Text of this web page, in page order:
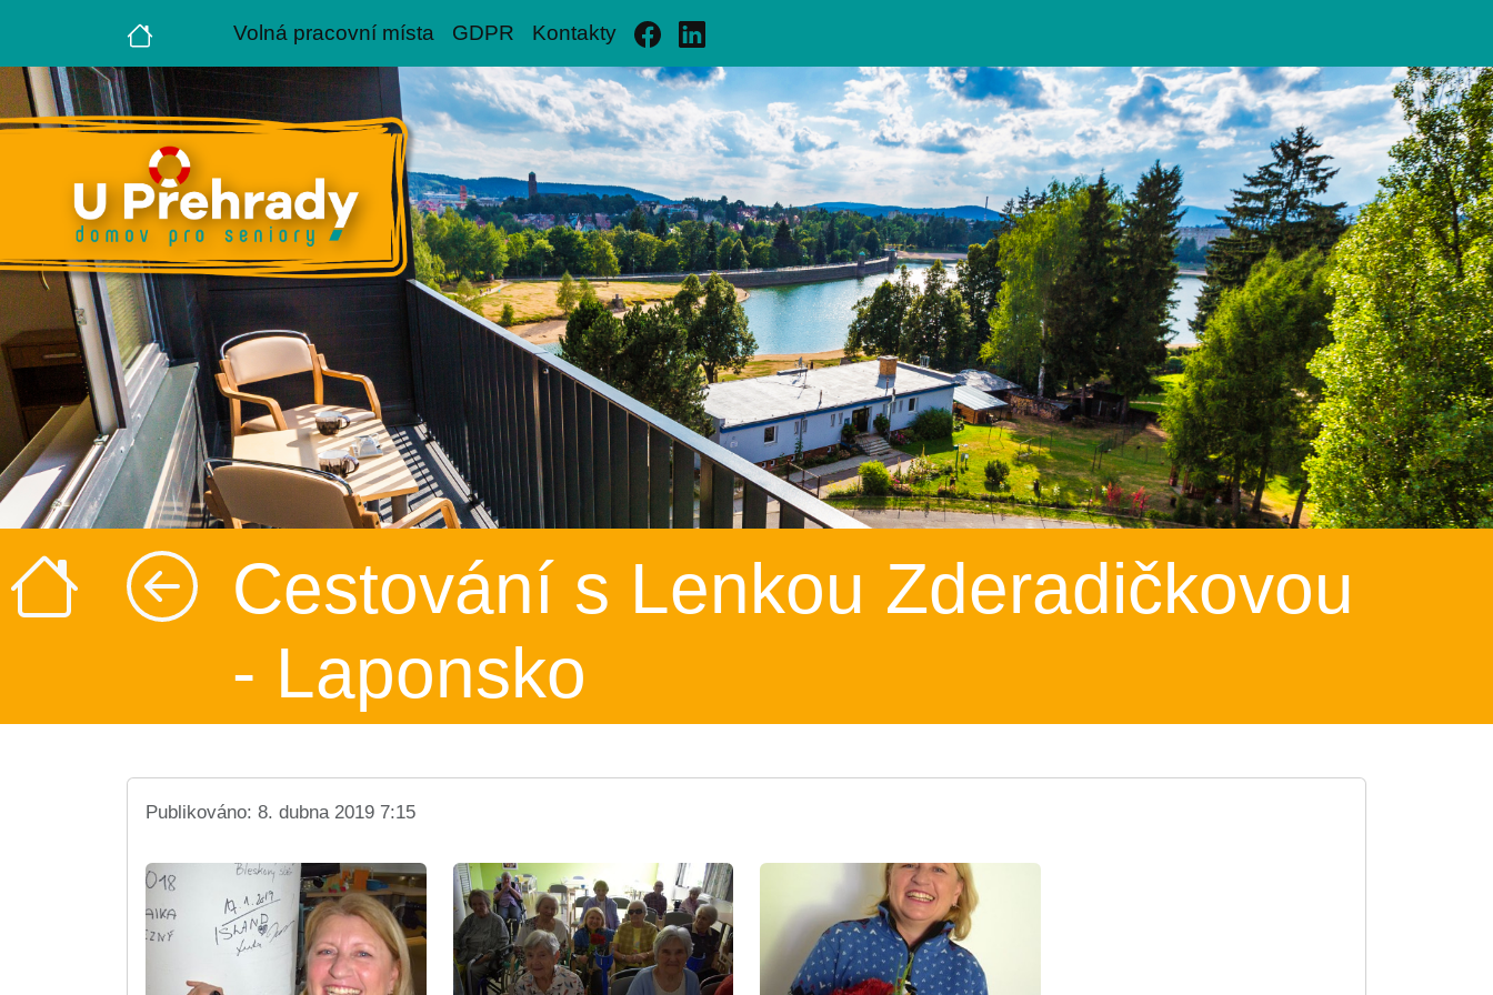
Volná pracovní místa GDPR Kontakty
Cestování s Lenkou Zderadičkovou
- Laponsko
Publikováno: 8. dubna 2019 7:15